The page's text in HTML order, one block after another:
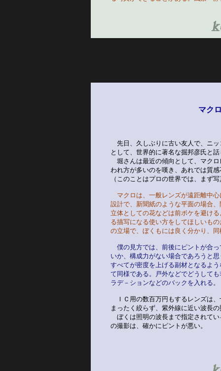
マク
先日、久しぶりに古い友人で、ニ
として、世界的に著名な掘邦彦氏
堀さんは最近の傾向として、マク
われ方が多いのを嘆き、あれでは質
（このことはプロの世界では、
マクロは、一般レンズが遠距離中
設計で、新聞紙のような平面の場合
立体としての花などは前ボケを避け
る描写になる使い方をしてほしいも
の立場で、ぼくもには良く分かり、
僕の見方では、前後にピントが合
いか、構成力がない場合であろうと
すべてが密度を上げる副材となるよ
て同様である。戸外などでどうして
ラデ－ションなどのバックを入れる。
ＩＣ用の数百万円もするレンズは
まったく絞らず、紫外線に近
ぼくは照明の波長まで指定されて
の撮影は、確かにピントが悪い。